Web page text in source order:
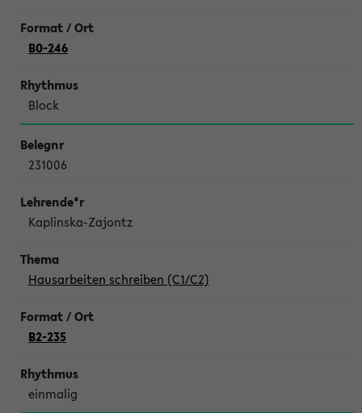
B0-246
Block
231006
Kaplinska-Zajontz
Hausarbeiten schreiben (C1/C2)
B2-235
einmalig